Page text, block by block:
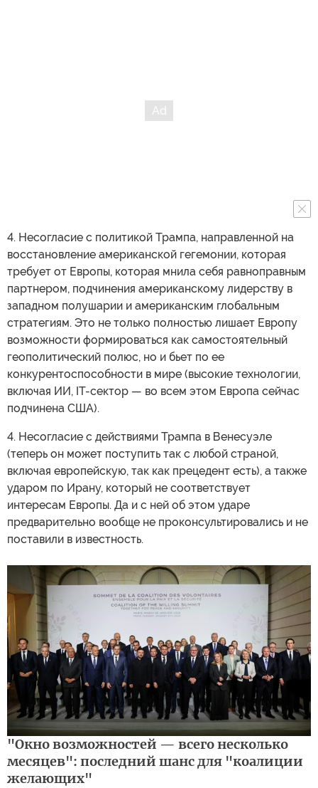
4. Несогласие с политикой Трампа, направленной на
восстановление американской гегемонии, которая
требует от Европы, которая мнила себя равноправным
партнером, подчинения американскому лидерству в
западном полушарии и американским глобальным
стратегиям. Это не только полностью лишает Европу
возможности формироваться как самостоятельный
геополитический полюс, но и бьет по ее
конкурентоспособности в мире (высокие технологии,
включая ИИ, IT-сектор — во всем этом Европа сейчас
подчинена США).
4. Несогласие с действиями Трампа в Венесуэле
(теперь он может поступить так с любой страной,
включая европейскую, так как прецедент есть), а также
ударом по Ирану, который не соответствует
интересам Европы. Да и с ней об этом ударе
предварительно вообще не проконсультировались и не
поставили в известность.
"Окно возможностей — всего несколько
месяцев": последний шанс для "коалиции
желающих"